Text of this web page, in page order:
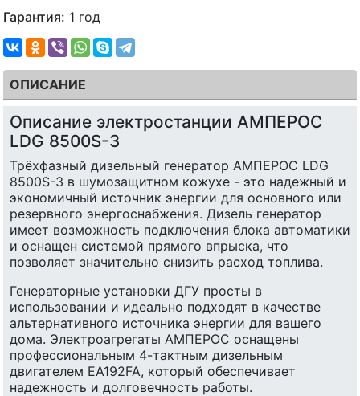
Гарантия: 1 год
ОПИСАНИЕ
Описание электростанции АМПЕРОС
LDG 8500S-3
Трёхфазный дизельный генератор АМПЕРОС LDG
8500S-3 в шумозащитном кожухе - это надежный и
экономичный источник энергии для основного или
резервного энергоснабжения. Дизель генератор
имеет возможность подключения блока автоматики
и оснащен системой прямого впрыска, что
позволяет значительно снизить расход топлива.
Генераторные установки ДГУ просты в
использовании и идеально подходят в качестве
альтернативного источника энергии для вашего
дома. Электроагрегаты АМПЕРОС оснащены
профессиональным 4-тактным дизельным
двигателем EA192FA, который обеспечивает
надежность и долговечность работы.